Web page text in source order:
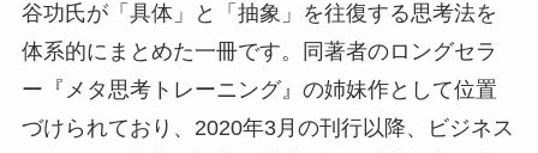
谷功氏が「具体」と「抽象」を往復する思考法を
体系的にまとめた一冊です。同著者のロングセラ
ー『メタ思考トレーニング』の姉妹作として位置
づけられており、2020年3月の刊行以降、ビジネス